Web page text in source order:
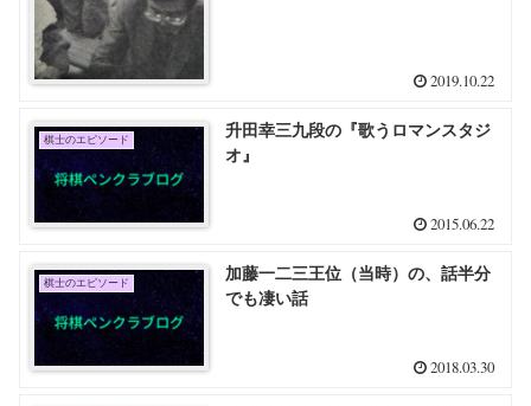
2019.10.22
棋士のエピソード
升田幸三九段の『歌うロマンスタジ
オ』
2015.06.22
棋士のエピソード
加藤一二三王位（当時）の、話半分
でも凄い話
2018.03.30